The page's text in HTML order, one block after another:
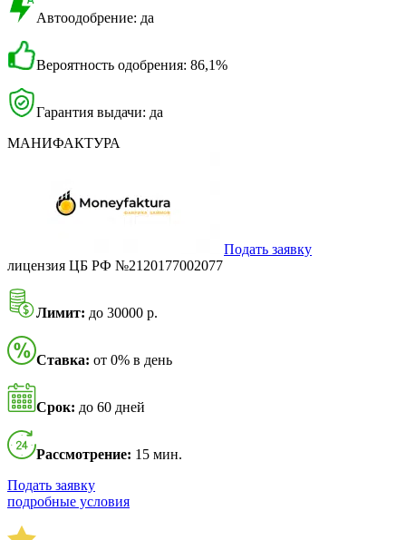
Автоодобрение: да
Вероятность одобрения: 86,1%
Гарантия выдачи: да
МАНИФАКТУРА
Подать заявку
лицензия ЦБ РФ №2120177002077
Лимит: до 30000 р.
Ставка: от 0% в день
Срок: до 60 дней
Рассмотрение: 15 мин.
Подать заявку
подробные условия